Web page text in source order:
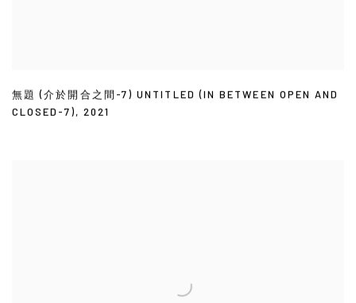
無題 (介於開合之間-7) UNTITLED (IN BETWEEN OPEN AND
CLOSED-7), 2021